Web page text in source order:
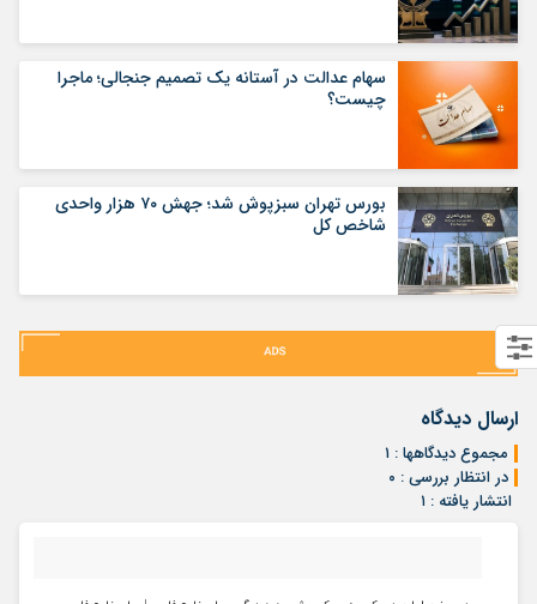
سهام عدالت در آستانه یک تصمیم جنجالی؛ ماجرا
چیست؟
بورس تهران سبزپوش شد؛ جهش ۷۰ هزار واحدی
شاخص کل
ارسال دیدگاه
مجموع دیدگاهها : ۱
در انتظار بررسی : ۰
انتشار یافته : ۱